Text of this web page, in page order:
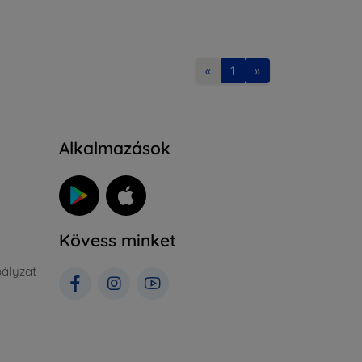
« 1 »
Alkalmazások
Kövess minket